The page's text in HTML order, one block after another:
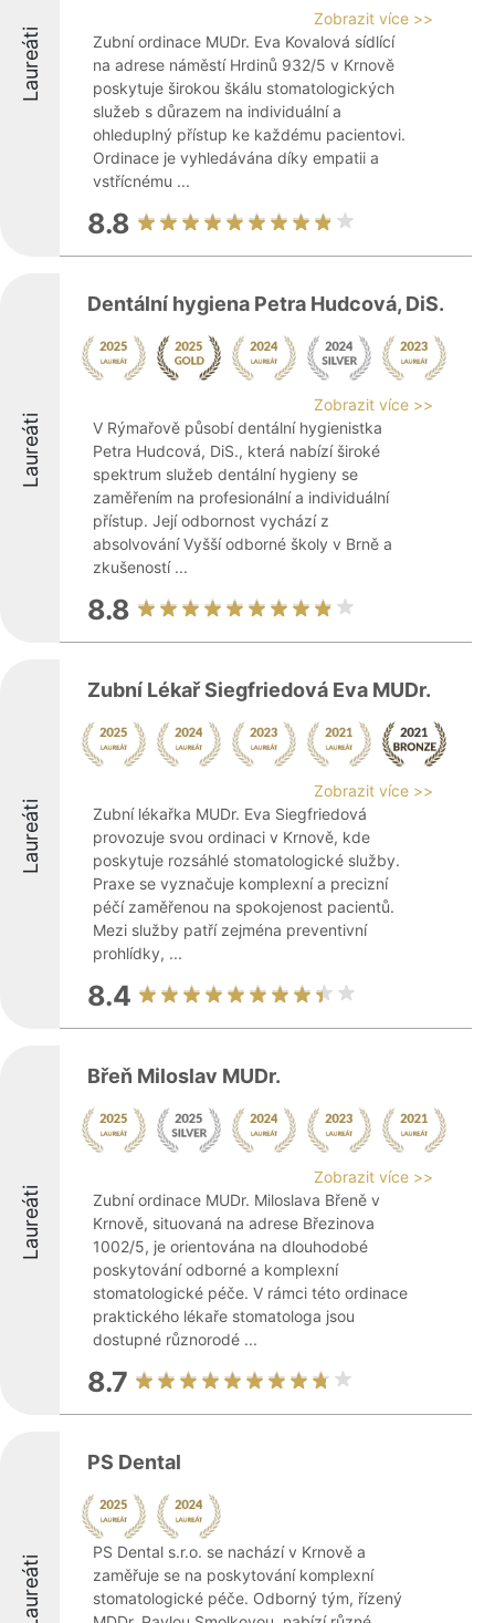
Laureáti
Zobrazit více >>
Zubní ordinace MUDr. Eva Kovalová sídlící
na adrese náměstí Hrdinů 932/5 v Krnově
poskytuje širokou škálu stomatologických
služeb s důrazem na individuální a
ohleduplný přístup ke každému pacientovi.
Ordinace je vyhledávána díky empatii a
vstřícnému ...
8.8
Laureáti
Dentální hygiena Petra Hudcová, DiS.
Zobrazit více >>
V Rýmařově působí dentální hygienistka
Petra Hudcová, DiS., která nabízí široké
spektrum služeb dentální hygieny se
zaměřením na profesionální a individuální
přístup. Její odbornost vychází z
absolvování Vyšší odborné školy v Brně a
zkušeností ...
8.8
Laureáti
Zubní Lékař Siegfriedová Eva MUDr.
Zobrazit více >>
Zubní lékařka MUDr. Eva Siegfriedová
provozuje svou ordinaci v Krnově, kde
poskytuje rozsáhlé stomatologické služby.
Praxe se vyznačuje komplexní a precizní
péčí zaměřenou na spokojenost pacientů.
Mezi služby patří zejména preventivní
prohlídky, ...
8.4
Laureáti
Břeň Miloslav MUDr.
Zobrazit více >>
Zubní ordinace MUDr. Miloslava Břeně v
Krnově, situovaná na adrese Březinova
1002/5, je orientována na dlouhodobé
poskytování odborné a komplexní
stomatologické péče. V rámci této ordinace
praktického lékaře stomatologa jsou
dostupné různorodé ...
8.7
Laureáti
PS Dental
PS Dental s.r.o. se nachází v Krnově a
zaměřuje se na poskytování komplexní
stomatologické péče. Odborný tým, řízený